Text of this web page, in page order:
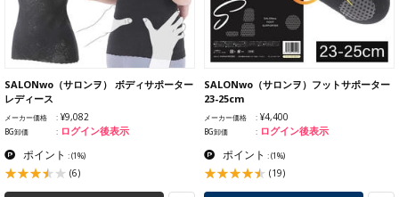
SALONwo（サロンヲ） ボディサポーター
レディース
メーカー価格 ¥9,082
BG卸価 ログイン後表示
ポイント :(1%)
(6)
SALONwo（サロンヲ）フットサポーター
23-25cm
メーカー価格 ¥4,400
BG卸価 ログイン後表示
ポイント :(1%)
(19)